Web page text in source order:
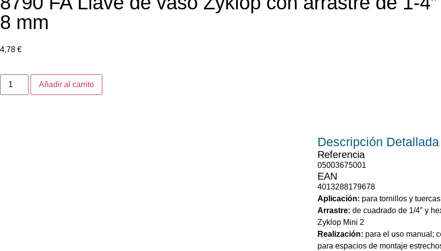
8 mm
4,78 €
Añadir al carrito
Descripción Detallada
Referencia
05003675001
EAN
4013288179678
Aplicación: para tornillos y
Arrastre: de cuadrado de 1/4″ y
Zyklop Mini 2
Realización: para el uso manual;
para espacios de montaje